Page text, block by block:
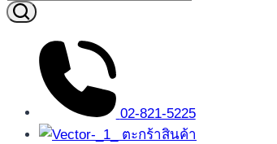
02-821-5225
ตะกร้าสินค้า